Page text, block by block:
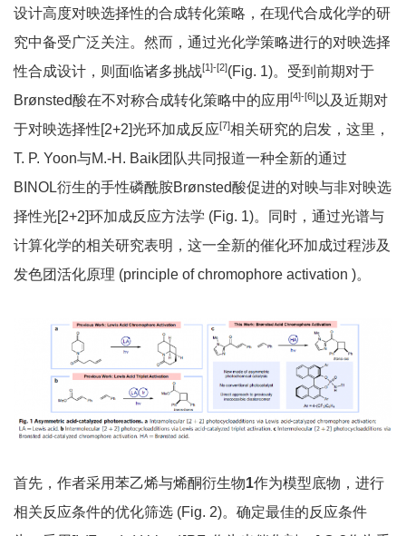
设计高度对映选择性的合成转化策略，在现代合成化学的研
究中备受广泛关注。然而，通过光化学策略进行的对映选择
性合成设计，则面临诸多挑战[1]-[2](Fig. 1)。受到前期对于
Brønsted酸在不对称合成转化策略中的应用 [4]-[6] 以及近期对
于对映选择性[2+2]光环加成反应[7]相关研究的启发，这里，
T. P. Yoon与M.-H. Baik团队共同报道一种全新的通过
BINOL衍生的手性磷酰胺Brønsted酸促进的对映与非对映选
择性光[2+2]环加成反应方法学 (Fig. 1)。同时，通过光谱与
计算化学的相关研究表明，这一全新的催化环加成过程涉及
发色团活化原理 (principle of chromophore activation )。
首先，作者采用苯乙烯与烯酮衍生物1作为模型底物，进行
相关反应条件的优化筛选 (Fig. 2)。确定最佳的反应条件